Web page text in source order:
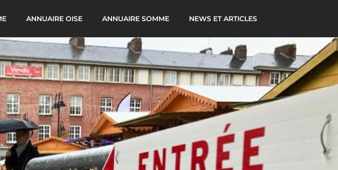
ANNUAIRE OISE ANNUAIRE SOMME NEWS ET ARTICLES